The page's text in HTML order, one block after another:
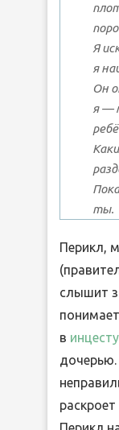
Я
я
Он
я —
ты.
Перикл,
слышит
в
дочерью.